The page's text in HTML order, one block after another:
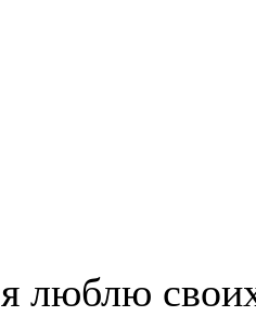
я люблю